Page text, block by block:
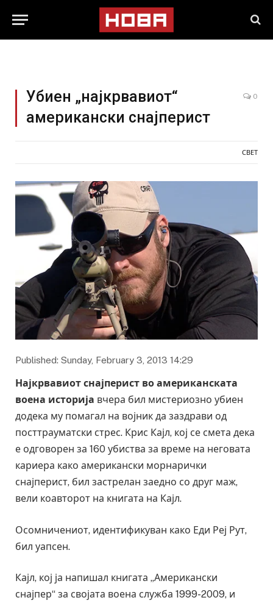
Убиен „најкрвавиот“
американски снајперист
0
СВЕТ
Published: Sunday, February 3, 2013 14:29
Најкрвавиот снајперист во американската
воена историја вчера бил мистериозно убиен
додека му помагал на војник да заздрави од
посттрауматски стрес. Крис Кајл, кој се смета дека
е одговорен за 160 убиства за време на неговата
кариера како американски морнарички
снајперист, бил застрелан заедно со друг маж,
вели коавторот на книгата на Кајл.
Осомничениот, идентификуван како Еди Реј Рут,
бил уапсен.
Кајл, кој ја напишал книгата „Американски
снајпер“ за својата воена служба 1999-2009, и